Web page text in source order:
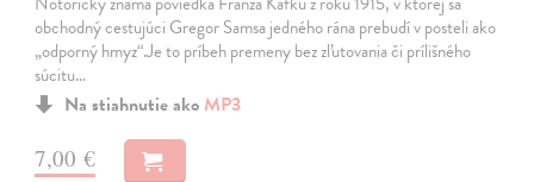
obchodný cestujúci Gregor Samsa jedného rána prebudí v posteli ako
„odporný hmyz“.Je to príbeh premeny bez zľutovania či prílišného
súcitu…
Na stiahnutie ako MP3
7,00 €